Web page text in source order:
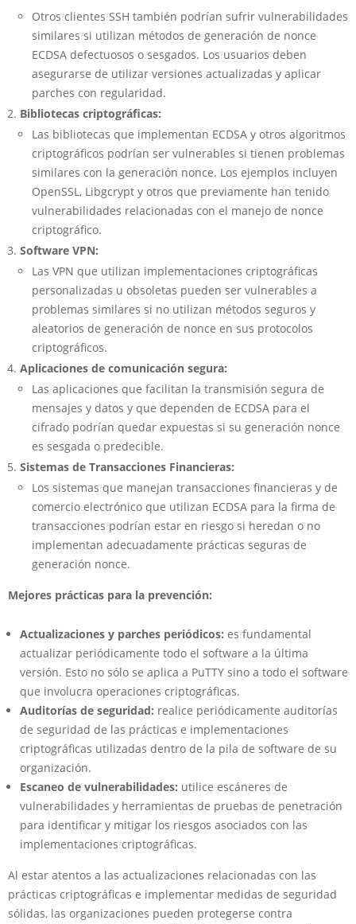
Otros clientes SSH también podrían sufrir vulnerabilidades
similares si utilizan métodos de generación de nonce
ECDSA defectuosos o sesgados. Los usuarios deben
asegurarse de utilizar versiones actualizadas y aplicar
parches con regularidad.
Bibliotecas criptográficas:
Las bibliotecas que implementan ECDSA y otros algoritmos
criptográficos podrían ser vulnerables si tienen problemas
similares con la generación nonce. Los ejemplos incluyen
OpenSSL, Libgcrypt y otros que previamente han tenido
vulnerabilidades relacionadas con el manejo de nonce
criptográfico.
Software VPN:
Las VPN que utilizan implementaciones criptográficas
personalizadas u obsoletas pueden ser vulnerables a
problemas similares si no utilizan métodos seguros y
aleatorios de generación de nonce en sus protocolos
criptográficos.
Aplicaciones de comunicación segura:
Las aplicaciones que facilitan la transmisión segura de
mensajes y datos y que dependen de ECDSA para el
cifrado podrían quedar expuestas si su generación nonce
es sesgada o predecible.
Sistemas de Transacciones Financieras:
Los sistemas que manejan transacciones financieras y de
comercio electrónico que utilizan ECDSA para la firma de
transacciones podrían estar en riesgo si heredan o no
implementan adecuadamente prácticas seguras de
generación nonce.
Mejores prácticas para la prevención:
Actualizaciones y parches periódicos: es fundamental
actualizar periódicamente todo el software a la última
versión. Esto no sólo se aplica a PuTTY sino a todo el software
que involucra operaciones criptográficas.
Auditorías de seguridad: realice periódicamente auditorías
de seguridad de las prácticas e implementaciones
criptográficas utilizadas dentro de la pila de software de su
organización.
Escaneo de vulnerabilidades: utilice escáneres de
vulnerabilidades y herramientas de pruebas de penetración
para identificar y mitigar los riesgos asociados con las
implementaciones criptográficas.
Al estar atentos a las actualizaciones relacionadas con las
prácticas criptográficas e implementar medidas de seguridad
sólidas, las organizaciones pueden protegerse contra